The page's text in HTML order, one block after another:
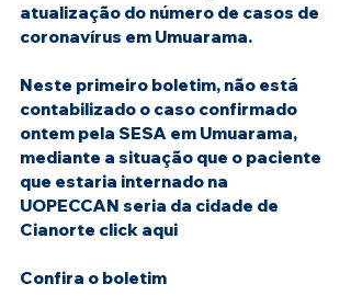
atualização do número de casos de
coronavírus em Umuarama.
Neste primeiro boletim, não está
contabilizado o caso confirmado
ontem pela SESA em Umuarama,
mediante a situação que o paciente
que estaria internado na
UOPECCAN seria da cidade de
Cianorte click aqui
Confira o boletim